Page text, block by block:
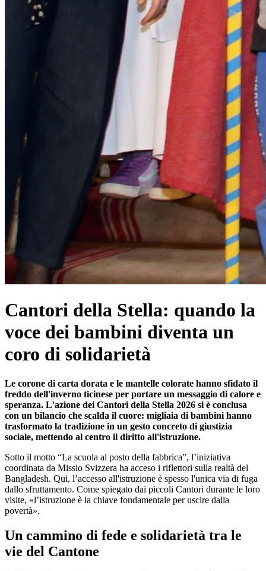
Cantori della Stella: quando la
voce dei bambini diventa un
coro di solidarietà
Le corone di carta dorata e le mantelle colorate hanno sfidato il
freddo dell'inverno ticinese per portare un messaggio di calore e
speranza. L'azione dei Cantori della Stella 2026 si è conclusa
con un bilancio che scalda il cuore: migliaia di bambini hanno
trasformato la tradizione in un gesto concreto di giustizia
sociale, mettendo al centro il diritto all'istruzione.
Sotto il motto “La scuola al posto della fabbrica”, l’iniziativa
coordinata da Missio Svizzera ha acceso i riflettori sulla realtà del
Bangladesh. Qui, l’accesso all'istruzione è spesso l'unica via di fuga
dallo sfruttamento. Come spiegato dai piccoli Cantori durante le loro
visite, «l’istruzione è la chiave fondamentale per uscire dalla
povertà».
Un cammino di fede e solidarietà tra le
vie del Cantone